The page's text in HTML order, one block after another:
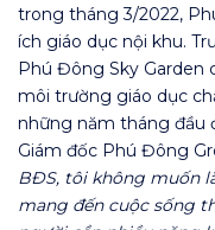
trong tháng 3/2022,
ích giáo dục nội khu.
Phú Đông Sky Garden
môi trường giáo dục
những năm tháng đầu
Giám đốc Phú Đông
BĐS, tôi không muốn
mang đến cuộc sống